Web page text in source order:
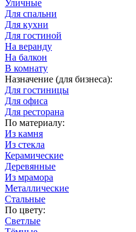
Уличные
Для спальни
Для кухни
Для гостиной
На веранду
На балкон
В комнату
Назначение (для бизнеса):
Для гостиницы
Для офиса
Для ресторана
По материалу:
Из камня
Из стекла
Керамические
Деревянные
Из мрамора
Металлические
Стальные
По цвету:
Светлые